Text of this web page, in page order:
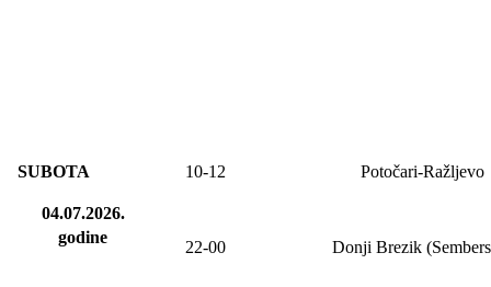
SUBOTA
04.07.2026.
godine
10-12 Potočari-Ražljevo
22-00 Donji Brezik